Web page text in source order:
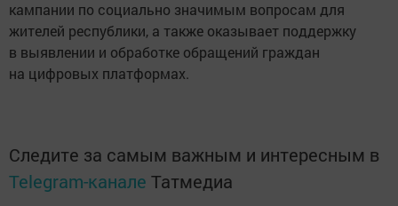
кампании по социально значимым вопросам для
жителей республики, а также оказывает поддержку
в выявлении и обработке обращений граждан
на цифровых платформах.
Следите за самым важным и интересным в
Telegram-канале Татмедиа